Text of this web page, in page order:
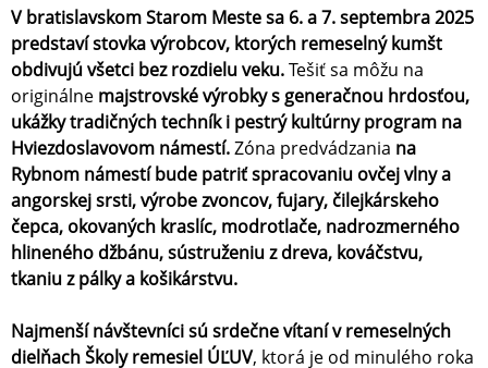
V bratislavskom Starom Meste sa 6. a 7. septembra 2025
predstaví stovka výrobcov, ktorých remeselný kumšt
obdivujú všetci bez rozdielu veku.Tešiť sa môžu na
originálne majstrovské výrobky s generačnou hrdosťou,
ukážky tradičných techník i pestrý kultúrny program na
Hviezdoslavovom námestí.Zóna predvádzania na
Rybnom námestí bude patriť spracovaniu ovčej vlny a
angorskej srsti, výrobe zvoncov, fujary, čilejkárskeho
čepca, okovaných kraslíc, modrotlače, nadrozmerného
hlineného džbánu, sústruženiu z dreva, kováčstvu,
tkaniu z pálky a košikárstvu.
Najmenší návštevníci sú srdečne vítaní v remeselných
dielňach Školy remesiel ÚĽUV, ktorá je od minulého roka